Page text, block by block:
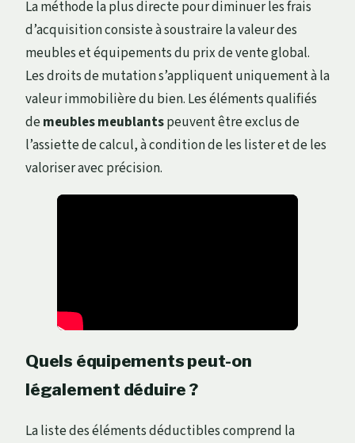
La méthode la plus directe pour diminuer les frais
d’acquisition consiste à soustraire la valeur des
meubles et équipements du prix de vente global.
Les droits de mutation s’appliquent uniquement à la
valeur immobilière du bien. Les éléments qualifiés
demeubles meublantspeuvent être exclus de
l’assiette de calcul, à condition de les lister et de les
valoriser avec précision.
Quels équipements peut-on
légalement déduire ?
La liste des éléments déductibles comprend la